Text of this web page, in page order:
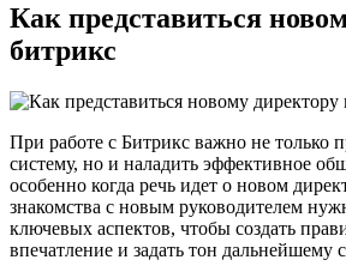
Как представиться
битрикс
При работе с Битрикс важно не только
систему, но и наладить эффективное
особенно когда речь идет о новом
знакомства с новым руководителем
ключевых аспектов, чтобы создать
впечатление и задать тон дальнейшему